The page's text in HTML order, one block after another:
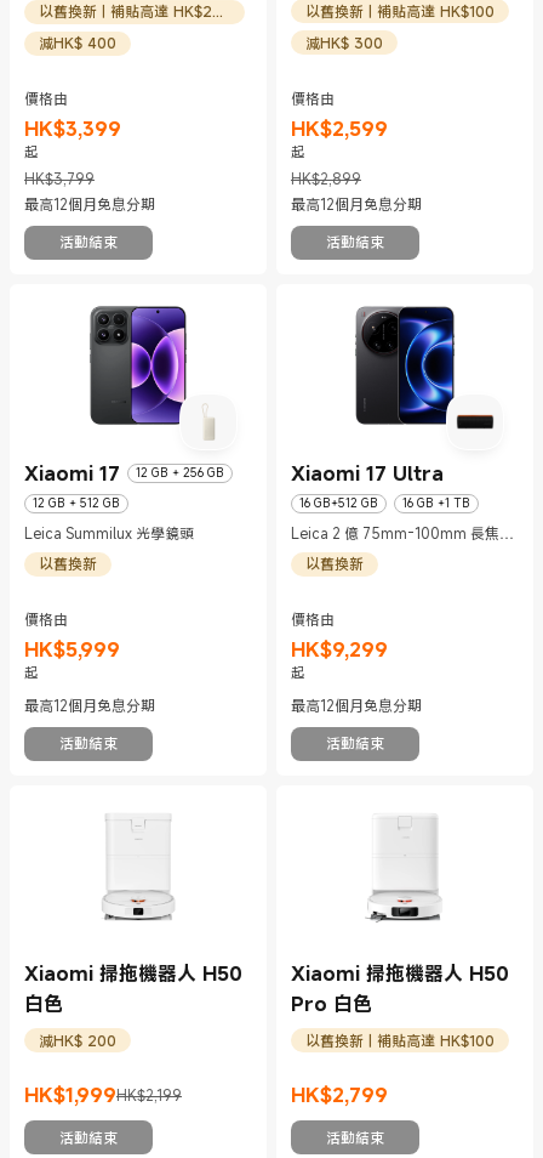
以舊換新 | 補貼高達 HK$200
減HK$ 400
價格由
HK$3,399
現價 HK$3399
起
HK$3,799
市場價格 HK$3,799
最高12個月免息分期
活動結束
以舊換新 | 補貼高達 HK$100
減HK$ 300
價格由
HK$2,599
現價 HK$2599
起
HK$2,899
市場價格 HK$2,899
最高12個月免息分期
活動結束
Xiaomi 17
12 GB + 256 GB
12 GB + 512 GB
Leica Summilux 光學鏡頭
以舊換新
價格由
HK$5,999
現價 HK$5999
起
最高12個月免息分期
活動結束
Xiaomi 17 Ultra
16 GB+512 GB 16 GB +1 TB
Leica 2 億 75mm-100mm 長焦鏡
頭
以舊換新
價格由
HK$9,299
現價 HK$9299
起
最高12個月免息分期
活動結束
Xiaomi 掃拖機器人 H50
白色
減HK$ 200
HK$1,999
現價 HK$1999HK$2,199
市場價格 HK$2,199
活動結束
Xiaomi 掃拖機器人 H50
Pro 白色
以舊換新 | 補貼高達 HK$100
HK$2,799
現價 HK$2799
活動結束